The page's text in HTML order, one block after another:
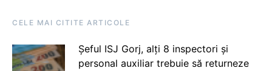
CELE MAI CITITE ARTICOLE
Șeful ISJ Gorj, alți 8 inspectori și
personal auxiliar trebuie să returneze